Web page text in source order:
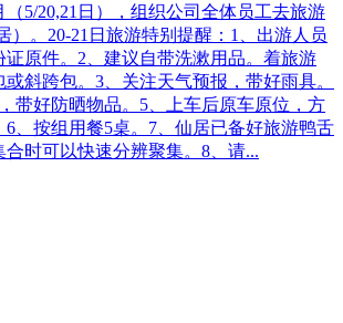
5/20,21日），组织公司全体员工去旅游
）。20-21日旅游特别提醒：1、出游人员
证原件。2、建议自带洗漱用品。着旅游
斜跨包。3、关注天气预报，带好雨具。
带好防晒物品。5、上车后原车原位，方
6、按组用餐5桌。7、仙居已备好旅游鸭舌
合时可以快速分辨聚集。8、请...